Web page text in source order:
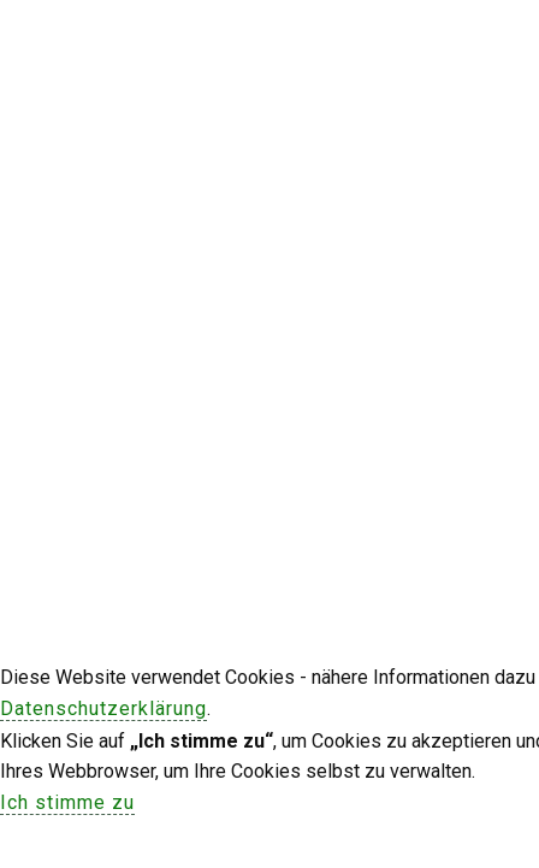
Diese Website verwendet Cookies - nähere Informationen
Datenschutzerklärung.
Klicken Sie auf „Ich stimme zu“, um Cookies zu akzeptieren
Ihres Webbrowser, um Ihre Cookies selbst zu verwalten.
Ich stimme zu